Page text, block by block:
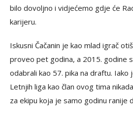
bilo dovoljno i vidjećemo gdje će
karijeru.
Iskusni Čačanin je kao mlad igrač
proveo pet godina, a 2015. godine
odabrali kao 57. pika na draftu. Iako
Letnjih liga kao član ovog tima
za ekipu koja je samo godinu ranije